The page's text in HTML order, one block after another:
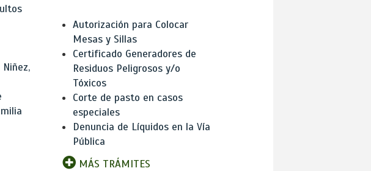
Autorización para Colocar
Mesas y Sillas
Certificado Generadores de
Residuos Peligrosos y/o
Tóxicos
Corte de pasto en casos
especiales
Denuncia de Líquidos en la Vía
Pública
MÁS TRÁMITES